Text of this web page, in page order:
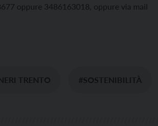
oppure 3486163018, oppure via mail
TRENTO #SOSTENIBILITÀ